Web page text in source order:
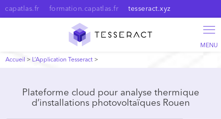
capatlas.fr formation.capatlas.fr tesseract.xyz
Accueil > L’Application Tesseract>
Plateforme cloud pour analyse thermique
d’installations photovoltaïques Rouen
Panneau de gestion des cookies